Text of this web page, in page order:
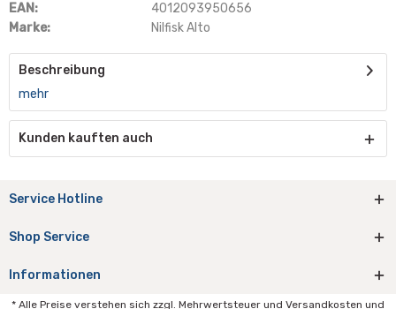
EAN:
4012093950656
Marke:
Nilfisk Alto
Beschreibung
mehr
Kunden kauften auch
Service Hotline
Shop Service
Informationen
* Alle Preise verstehen sich zzgl. Mehrwertsteuer und Versandkosten und